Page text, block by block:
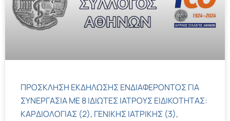
ΠΡΟΣΚΛΗΣΗ ΕΚΔΗΛΩΣΗΣ ΕΝΔΙΑΦΕΡΟΝΤΟΣ ΓΙΑ
ΣΥΝΕΡΓΑΣΙΑ ΜΕ 8 ΙΔΙΩΤΕΣ ΙΑΤΡΟΥΣ ΕΙΔΙΚΟΤΗΤΑΣ:
ΚΑΡΔΙΟΛΟΓΙΑΣ (2), ΓΕΝΙΚΗΣ ΙΑΤΡΙΚΗΣ (3),